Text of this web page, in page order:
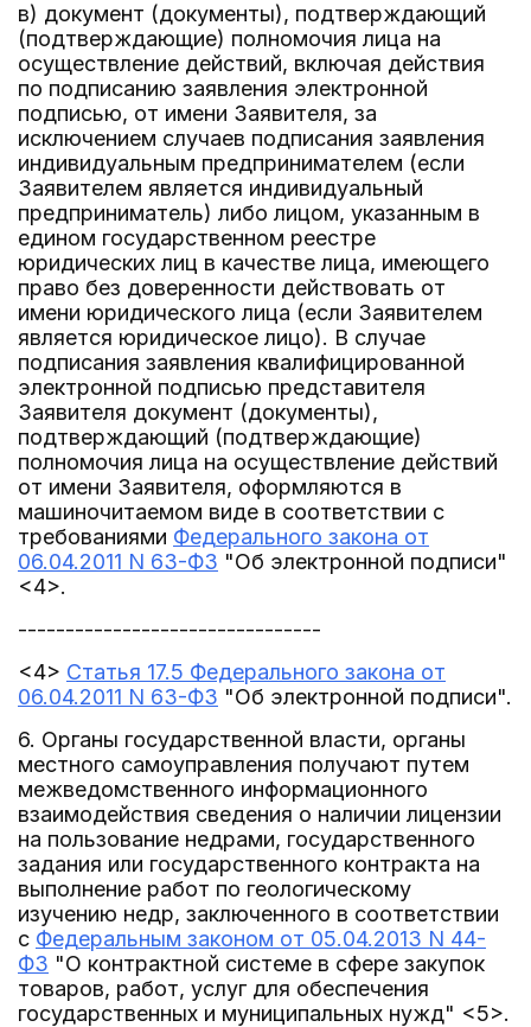
в) документ (документы), подтверждающий
(подтверждающие) полномочия лица на
осуществление действий, включая действия
по подписанию заявления электронной
подписью, от имени Заявителя, за
исключением случаев подписания заявления
индивидуальным предпринимателем (если
Заявителем является индивидуальный
предприниматель) либо лицом, указанным в
едином государственном реестре
юридических лиц в качестве лица, имеющего
право без доверенности действовать от
имени юридического лица (если Заявителем
является юридическое лицо). В случае
подписания заявления квалифицированной
электронной подписью представителя
Заявителя документ (документы),
подтверждающий (подтверждающие)
полномочия лица на осуществление действий
от имени Заявителя, оформляются в
машиночитаемом виде в соответствии с
требованиями Федерального закона от
06.04.2011 N 63-ФЗ "Об электронной подписи"
<4>.
--------------------------------
<4> Статья 17.5 Федерального закона от
06.04.2011 N 63-ФЗ "Об электронной подписи".
6. Органы государственной власти, органы
местного самоуправления получают путем
межведомственного информационного
взаимодействия сведения о наличии лицензии
на пользование недрами, государственного
задания или государственного контракта на
выполнение работ по геологическому
изучению недр, заключенного в соответствии
с Федеральным законом от 05.04.2013 N 44-
ФЗ "О контрактной системе в сфере закупок
товаров, работ, услуг для обеспечения
государственных и муниципальных нужд" <5>.